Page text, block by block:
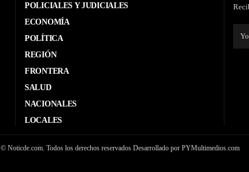
POLICIALES Y JUDICIALES
ECONOMÍA
POLÍTICA
REGIÓN
FRONTERA
SALUD
NACIONALES
LOCALES
© Noticde.com. Todos los derechos reservados Desarrollado por PYMultimedios.com